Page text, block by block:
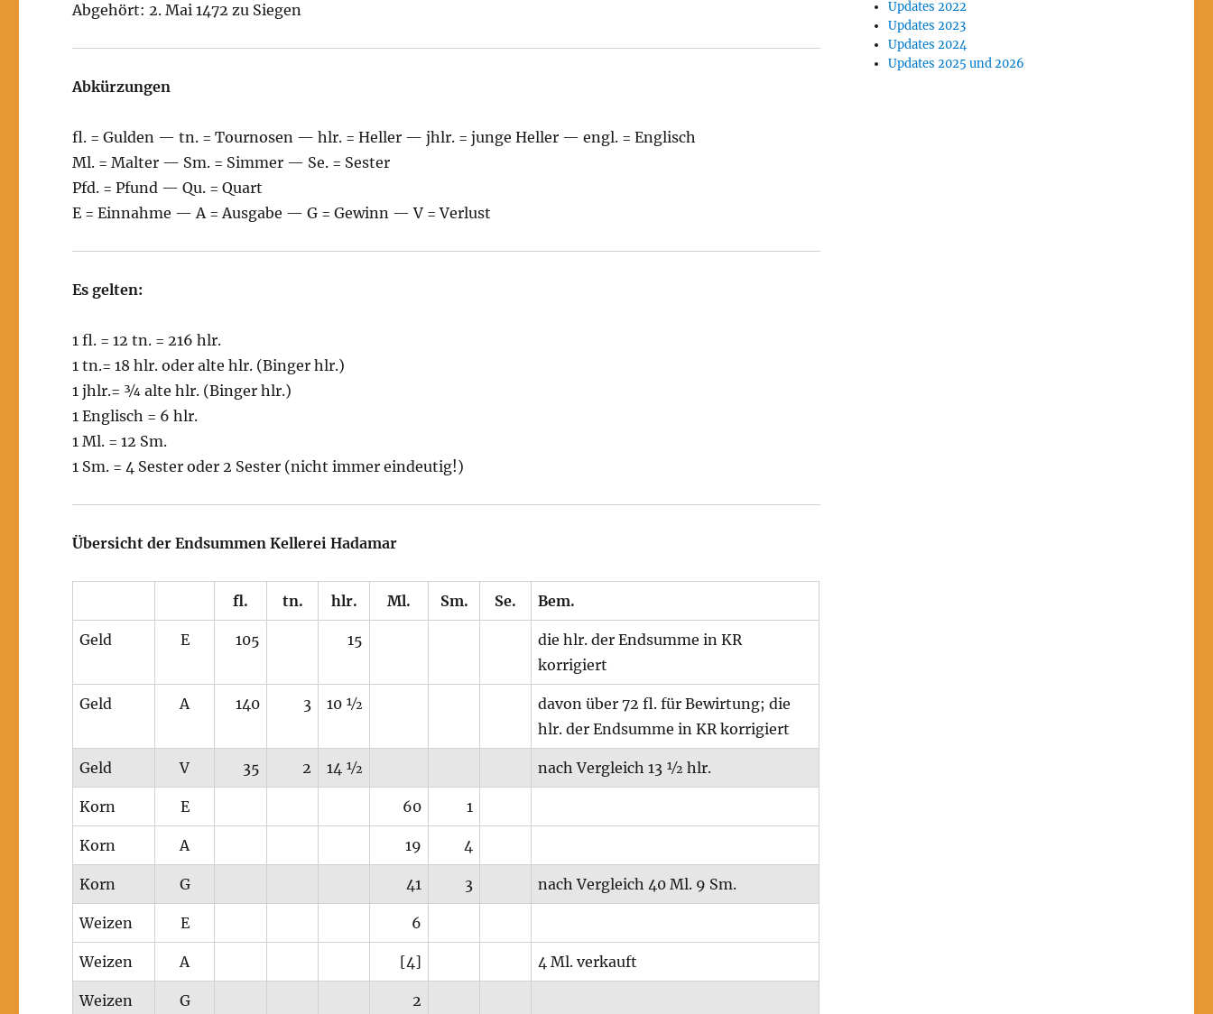
Abgehört: 2. Mai 1472 zu Siegen
Abkürzungen
fl. = Gulden — tn. = Tournosen — hlr. = Heller — jhlr. = junge Heller — engl. = Englisch
Ml. = Malter — Sm. = Simmer — Se. = Sester
Pfd. = Pfund — Qu. = Quart
E = Einnahme — A = Ausgabe — G = Gewinn — V = Verlust
Es gelten:
1 fl. = 12 tn. = 216 hlr.
1 tn.= 18 hlr. oder alte hlr. (Binger hlr.)
1 jhlr.= ¾ alte hlr. (Binger hlr.)
1 Englisch = 6 hlr.
1 Ml. = 12 Sm.
1 Sm. = 4 Sester oder 2 Sester (nicht immer eindeutig!)
Übersicht der Endsummen Kellerei Hadamar
fl. tn. hlr. Ml. Sm. Se. Bem.
Geld E 105 15
die hlr. der Endsumme in KR
korrigiert
Geld A 140 3 10 ½
davon über 72 fl. für Bewirtung; die
hlr. der Endsumme in KR korrigiert
Geld V 35 2 14 ½ nach Vergleich 13 ½ hlr.
Korn E 60 1
Korn A 19 4
Korn G 41 3 nach Vergleich 40 Ml. 9 Sm.
Weizen E 6
Weizen A [4] 4 Ml. verkauft
Weizen G 2
Updates 2022
Updates 2023
Updates 2024
Updates 2025 und 2026